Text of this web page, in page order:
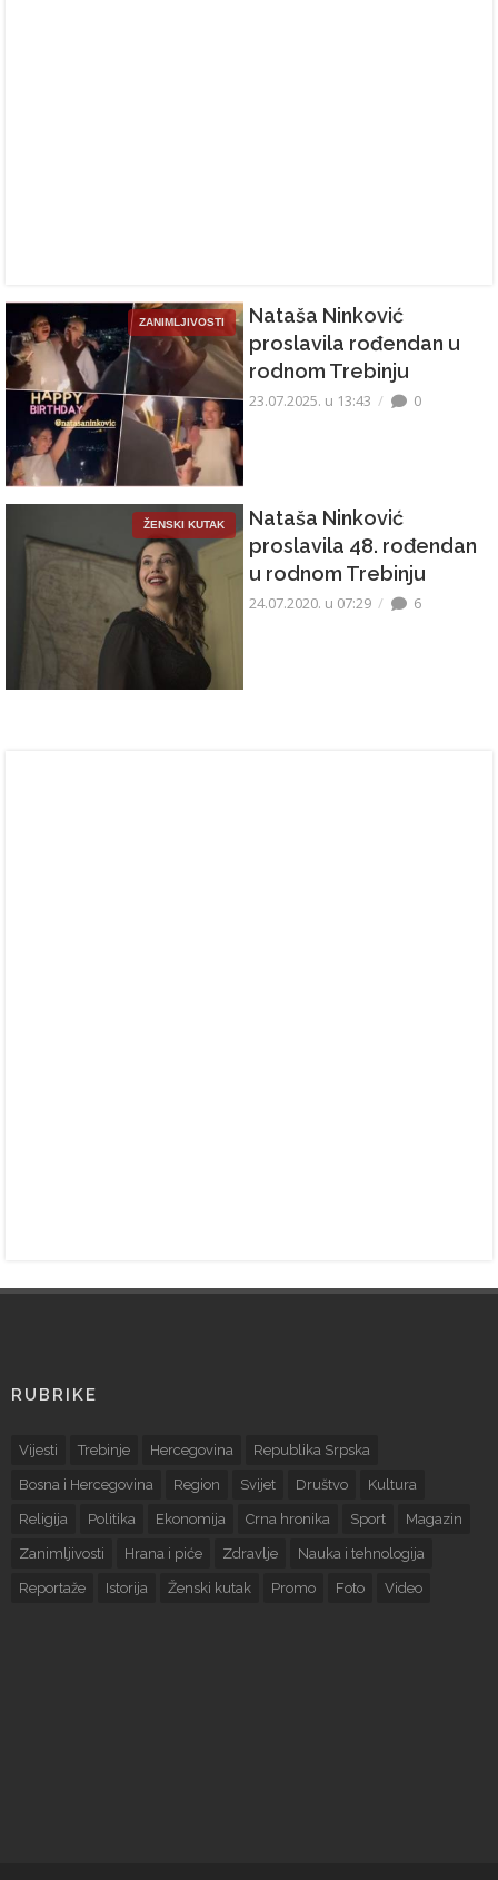
ZANIMLJIVOSTI
Nataša Ninković
proslavila rođendan u
rodnom Trebinju
23.07.2025. u 13:43 0
ŽENSKI KUTAK
Nataša Ninković
proslavila 48. rođendan
u rodnom Trebinju
24.07.2020. u 07:29 6
RUBRIKE
Vijesti Trebinje Hercegovina Republika Srpska
Bosna i Hercegovina Region Svijet Društvo Kultura
Religija Politika Ekonomija Crna hronika Sport Magazin
Zanimljivosti Hrana i piće Zdravlje Nauka i tehnologija
Reportaže Istorija Ženski kutak Promo Foto Video